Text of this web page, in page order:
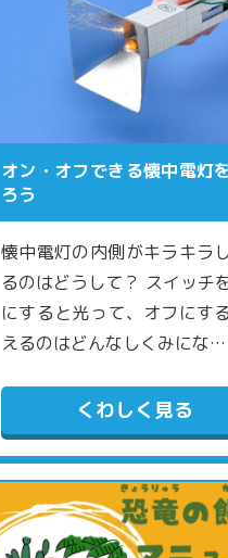
オン・オフできる懐中電灯
ろう
懐中電灯の内側がキラキラ
るのはどうして？ スイッチ
にすると光って、オフにす
えるのはどんなしくみにな…
くわしく見る